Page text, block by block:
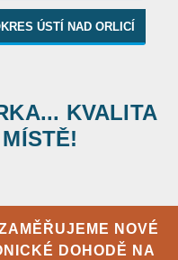
ÚSTÍ NAD ORLICÍ
KVALITA
NOVÉ
DOHODĚ NA